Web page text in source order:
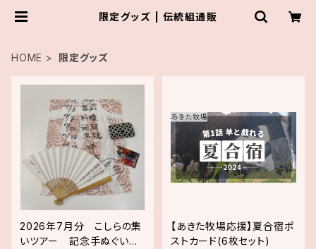
限定グッズ | 伝統組通販
HOME 限定グッズ
2026年7月分 こしらの集
いツアー 記念手ぬぐいセ
【あきた牧場応援】夏合宿ポ
ストカード(6枚セット)